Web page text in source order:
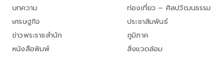
บทความ
เศรษฐกิจ
ข่าวพระราชสำนัก
หนังสือพิมพ์
ท่องเที่ยว – ศิลปวัฒนธรรม
ประชาสัมพันธ์
ภูมิภาค
สิ่งแวดล้อม